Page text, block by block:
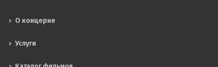
О концерне
Услуги